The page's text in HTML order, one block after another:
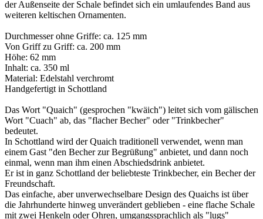
der Außenseite der Schale befindet sich ein umlaufendes Band aus
weiteren keltischen Ornamenten.
Durchmesser ohne Griffe: ca. 125 mm
Von Griff zu Griff: ca. 200 mm
Höhe: 62 mm
Inhalt: ca. 350 ml
Material: Edelstahl verchromt
Handgefertigt in Schottland
Das Wort "Quaich" (gesprochen "kwäich") leitet sich vom gälischen
Wort "Cuach" ab, das "flacher Becher" oder "Trinkbecher"
bedeutet.
In Schottland wird der Quaich traditionell verwendet, wenn man
einem Gast "den Becher zur Begrüßung" anbietet, und dann noch
einmal, wenn man ihm einen Abschiedsdrink anbietet.
Er ist in ganz Schottland der beliebteste Trinkbecher, ein Becher der
Freundschaft.
Das einfache, aber unverwechselbare Design des Quaichs ist über
die Jahrhunderte hinweg unverändert geblieben - eine flache Schale
mit zwei Henkeln oder Ohren, umgangssprachlich als "lugs"